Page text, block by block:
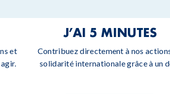
et
J’AI 5 MINUTES
Contribuez directement à nos
solidarité internationale grâce à un